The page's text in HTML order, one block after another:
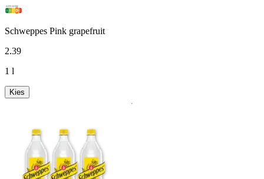
Schweppes Pink grapefruit
2.39
1 l
Kies